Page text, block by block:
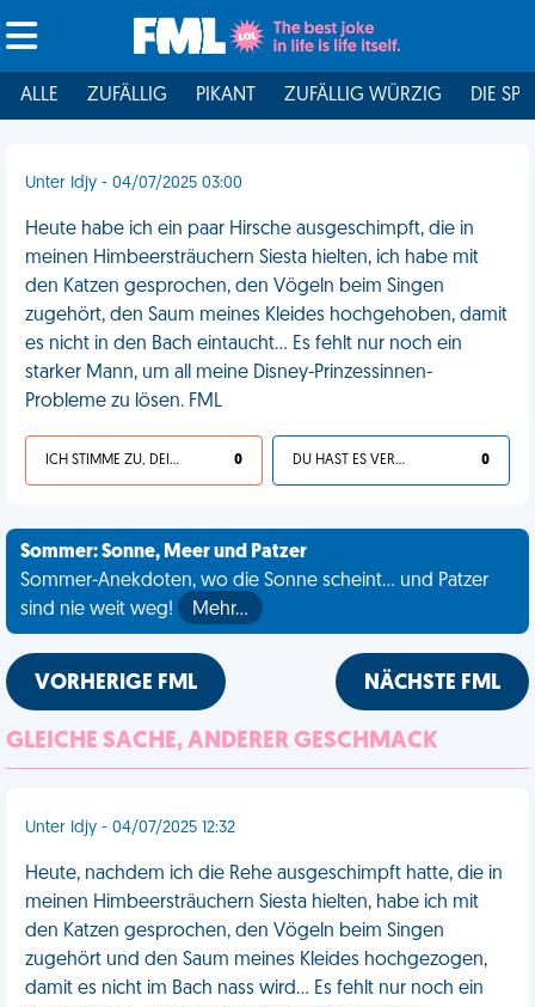
ALLE ZUFÄLLIG PIKANT ZUFÄLLIG WÜRZIG DIE
Unter Idjy - 04/07/2025 03:00
Heute habe ich ein paar Hirsche ausgeschimpft, die in
meinen Himbeersträuchern Siesta hielten, ich habe mit
den Katzen gesprochen, den Vögeln beim Singen
zugehört, den Saum meines Kleides hochgehoben, damit
es nicht in den Bach eintaucht… Es fehlt nur noch ein
starker Mann, um all meine Disney-Prinzessinnen-
Probleme zu lösen. FML
ICH STIMME ZU, DEIN LEBEN IST SCHEISSE 0 DU HAST ES VERDIENT 0
Sommer: Sonne, Meer und Patzer
Sommer-Anekdoten, wo die Sonne scheint... und Patzer
sind nie weit weg!
Mehr…
VORHERIGE FML NÄCHSTE FML
GLEICHE SACHE, ANDERER GESCHMACK
Unter Idjy - 04/07/2025 12:32
Heute, nachdem ich die Rehe ausgeschimpft hatte, die in
meinen Himbeersträuchern Siesta hielten, habe ich mit
den Katzen gesprochen, den Vögeln beim Singen
zugehört und den Saum meines Kleides hochgezogen,
damit es nicht im Bach nass wird… Es fehlt nur noch ein